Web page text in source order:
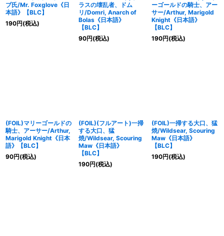
ブ氏/Mr. Foxglove《日
本語》【BLC】
190円(税込)
ラスの壊乱者、ドム
リ/Domri, Anarch of
Bolas《日本語》
【BLC】
90円(税込)
ーゴールドの騎士、アー
サー/Arthur, Marigold
Knight《日本語》
【BLC】
190円(税込)
(FOIL)マリーゴールドの
騎士、アーサー/Arthur,
Marigold Knight《日本
語》【BLC】
90円(税込)
(FOIL)(フルアート)一掃
する大口、猛
焼/Wildsear, Scouring
Maw《日本語》
【BLC】
190円(税込)
(FOIL)一掃する大口、猛
焼/Wildsear, Scouring
Maw《日本語》
【BLC】
190円(税込)